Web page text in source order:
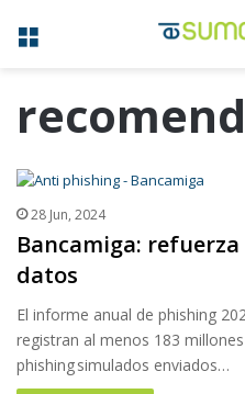
Menú
28 Jun, 2024
Bancamiga:
datos
El informe anual de phishing
registran al menos 183
phishing simulados enviados…